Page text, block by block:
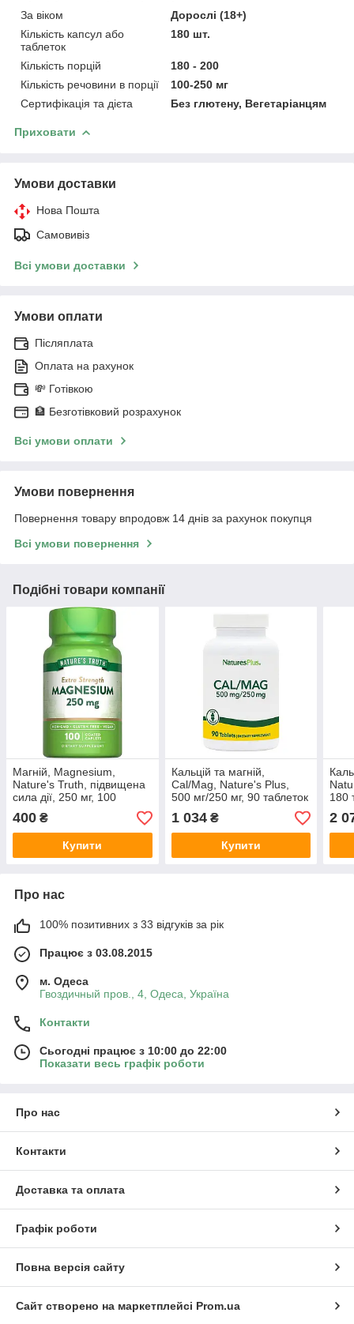
За віком
Дорослі (18+)
Кількість капсул або
таблеток
180 шт.
Кількість порцій
180 - 200
Кількість речовини в порції
100-250 мг
Сертифікація та дієта
Без глютену, Вегетаріанцям
Приховати
Умови доставки
Нова Пошта
Самовивіз
Всі умови доставки
Умови оплати
Післяплата
Оплата на рахунок
💸 Готівкою
🏦 Безготівковий розрахунок
Всі умови оплати
Умови повернення
Повернення товару впродовж 14 днів за рахунок покупця
Всі умови повернення
Подібні товари компанії
Магній, Magnesium,
Nature's Truth, підвищена
сила дії, 250 мг, 100
каплет
400 ₴
Купити
Кальцій та магній,
Cal/Mag, Nature's Plus,
500 мг/250 мг, 90 таблеток
1 034₴
Купити
180
2
Про нас
100% позитивних з 33 відгуків за рік
Працює з 03.08.2015
м. Одеса
Гвоздичный пров., 4, Одеса, Україна
Контакти
Сьогодні працює з 10:00 до 22:00
Показати весь графік роботи
Про нас
Контакти
Доставка та оплата
Графік роботи
Повна версія сайту
Сайт створено на маркетплейсі Prom.ua